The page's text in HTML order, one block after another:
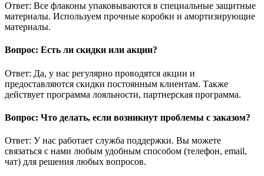
Ответ: Все флаконы упаковываются в специальные защитные
материалы. Используем прочные коробки и амортизирующие
материалы.
Вопрос: Есть ли скидки или акции?
Ответ: Да, у нас регулярно проводятся акции и
предоставляются скидки постоянным клиентам. Также
действует программа лояльности, партнерская программа.
Вопрос: Что делать, если возникнут проблемы с заказом?
Ответ: У нас работает служба поддержки. Вы можете
связаться с нами любым удобным способом (телефон, email,
чат) для решения любых вопросов.